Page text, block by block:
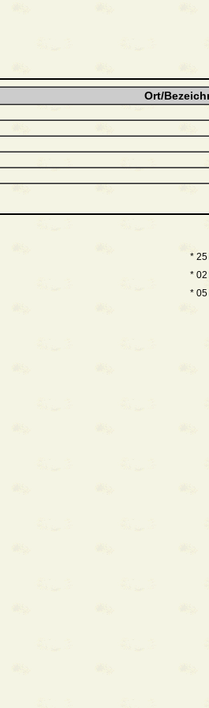
Ort/
* 25
*
* 05